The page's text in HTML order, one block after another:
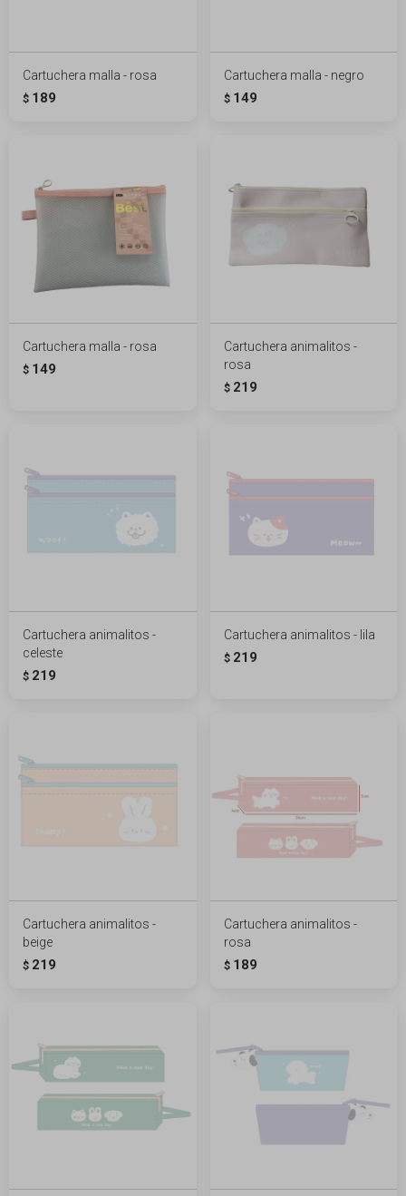
Cartuchera malla - rosa
$ 189
Cartuchera malla - negro
$ 149
Cartuchera malla - rosa
$ 149
Cartuchera animalitos -
rosa
$ 219
Cartuchera animalitos -
celeste
$ 219
Cartuchera animalitos - lila
$ 219
Cartuchera animalitos -
beige
$ 219
Cartuchera animalitos -
rosa
$ 189